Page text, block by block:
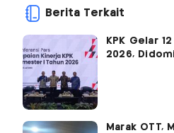
Berita Terkait
KPK Gelar
2026,
Marak OTT,